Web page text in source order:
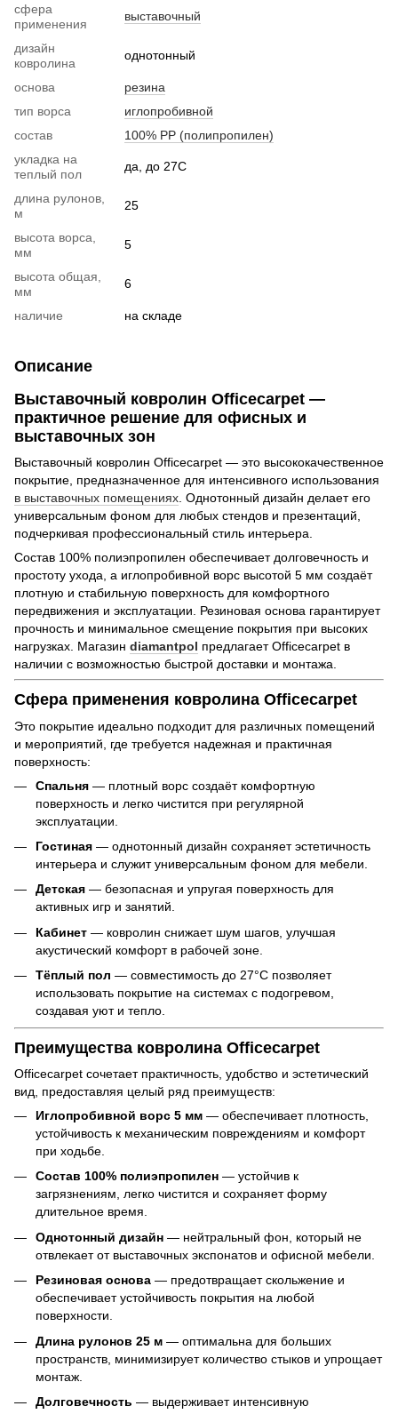
сфера
применения
выставочный
дизайн
ковролина
однотонный
основа
резина
тип ворса
иглопробивной
состав
100% РР (полипропилен)
укладка на
теплый пол
да, до 27С
длина рулонов,
м
25
высота ворса,
мм
5
высота общая,
мм
6
наличие на складе
Описание
Выставочный ковролин Officecarpet —
практичное решение для офисных и
выставочных зон
Выставочный ковролин Officecarpet — это высококачественное
покрытие, предназначенное для интенсивного использования
в выставочных помещениях . Однотонный дизайн делает его
универсальным фоном для любых стендов и презентаций,
подчеркивая профессиональный стиль интерьера.
Состав 100% полиэпропилен обеспечивает долговечность и
простоту ухода, а иглопробивной ворс высотой 5 мм создаёт
плотную и стабильную поверхность для комфортного
передвижения и эксплуатации. Резиновая основа гарантирует
прочность и минимальное смещение покрытия при высоких
нагрузках. Магазин diamantpol предлагает Officecarpet в
наличии с возможностью быстрой доставки и монтажа.
Сфера применения ковролина Officecarpet
Это покрытие идеально подходит для различных помещений
и мероприятий, где требуется надежная и практичная
поверхность:
Спальня — плотный ворс создаёт комфортную
поверхность и легко чистится при регулярной
эксплуатации.
Гостиная — однотонный дизайн сохраняет эстетичность
интерьера и служит универсальным фоном для мебели.
Детская — безопасная и упругая поверхность для
активных игр и занятий.
Кабинет — ковролин снижает шум шагов, улучшая
акустический комфорт в рабочей зоне.
Тёплый пол — совместимость до 27°C позволяет
использовать покрытие на системах с подогревом,
создавая уют и тепло.
Преимущества ковролина Officecarpet
Officecarpet сочетает практичность, удобство и эстетический
вид, предоставляя целый ряд преимуществ:
Иглопробивной ворс 5 мм — обеспечивает плотность,
устойчивость к механическим повреждениям и комфорт
при ходьбе.
Состав 100% полиэпропилен — устойчив к
загрязнениям, легко чистится и сохраняет форму
длительное время.
Однотонный дизайн — нейтральный фон, который не
отвлекает от выставочных экспонатов и офисной мебели.
Резиновая основа — предотвращает скольжение и
обеспечивает устойчивость покрытия на любой
поверхности.
Длина рулонов 25 м — оптимальна для больших
пространств, минимизирует количество стыков и упрощает
монтаж.
Долговечность — выдерживает интенсивную